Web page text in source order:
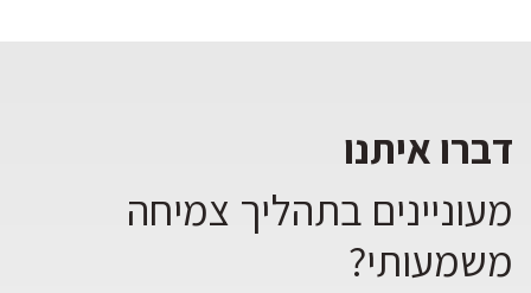
דברו איתנו
מעוניינים בתהליך צמיחה
משמעותי?